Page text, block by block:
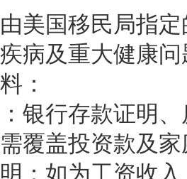
美国移民局指
病及重大健康
：
银行存款证明
覆盖投资款及
：如为工资收